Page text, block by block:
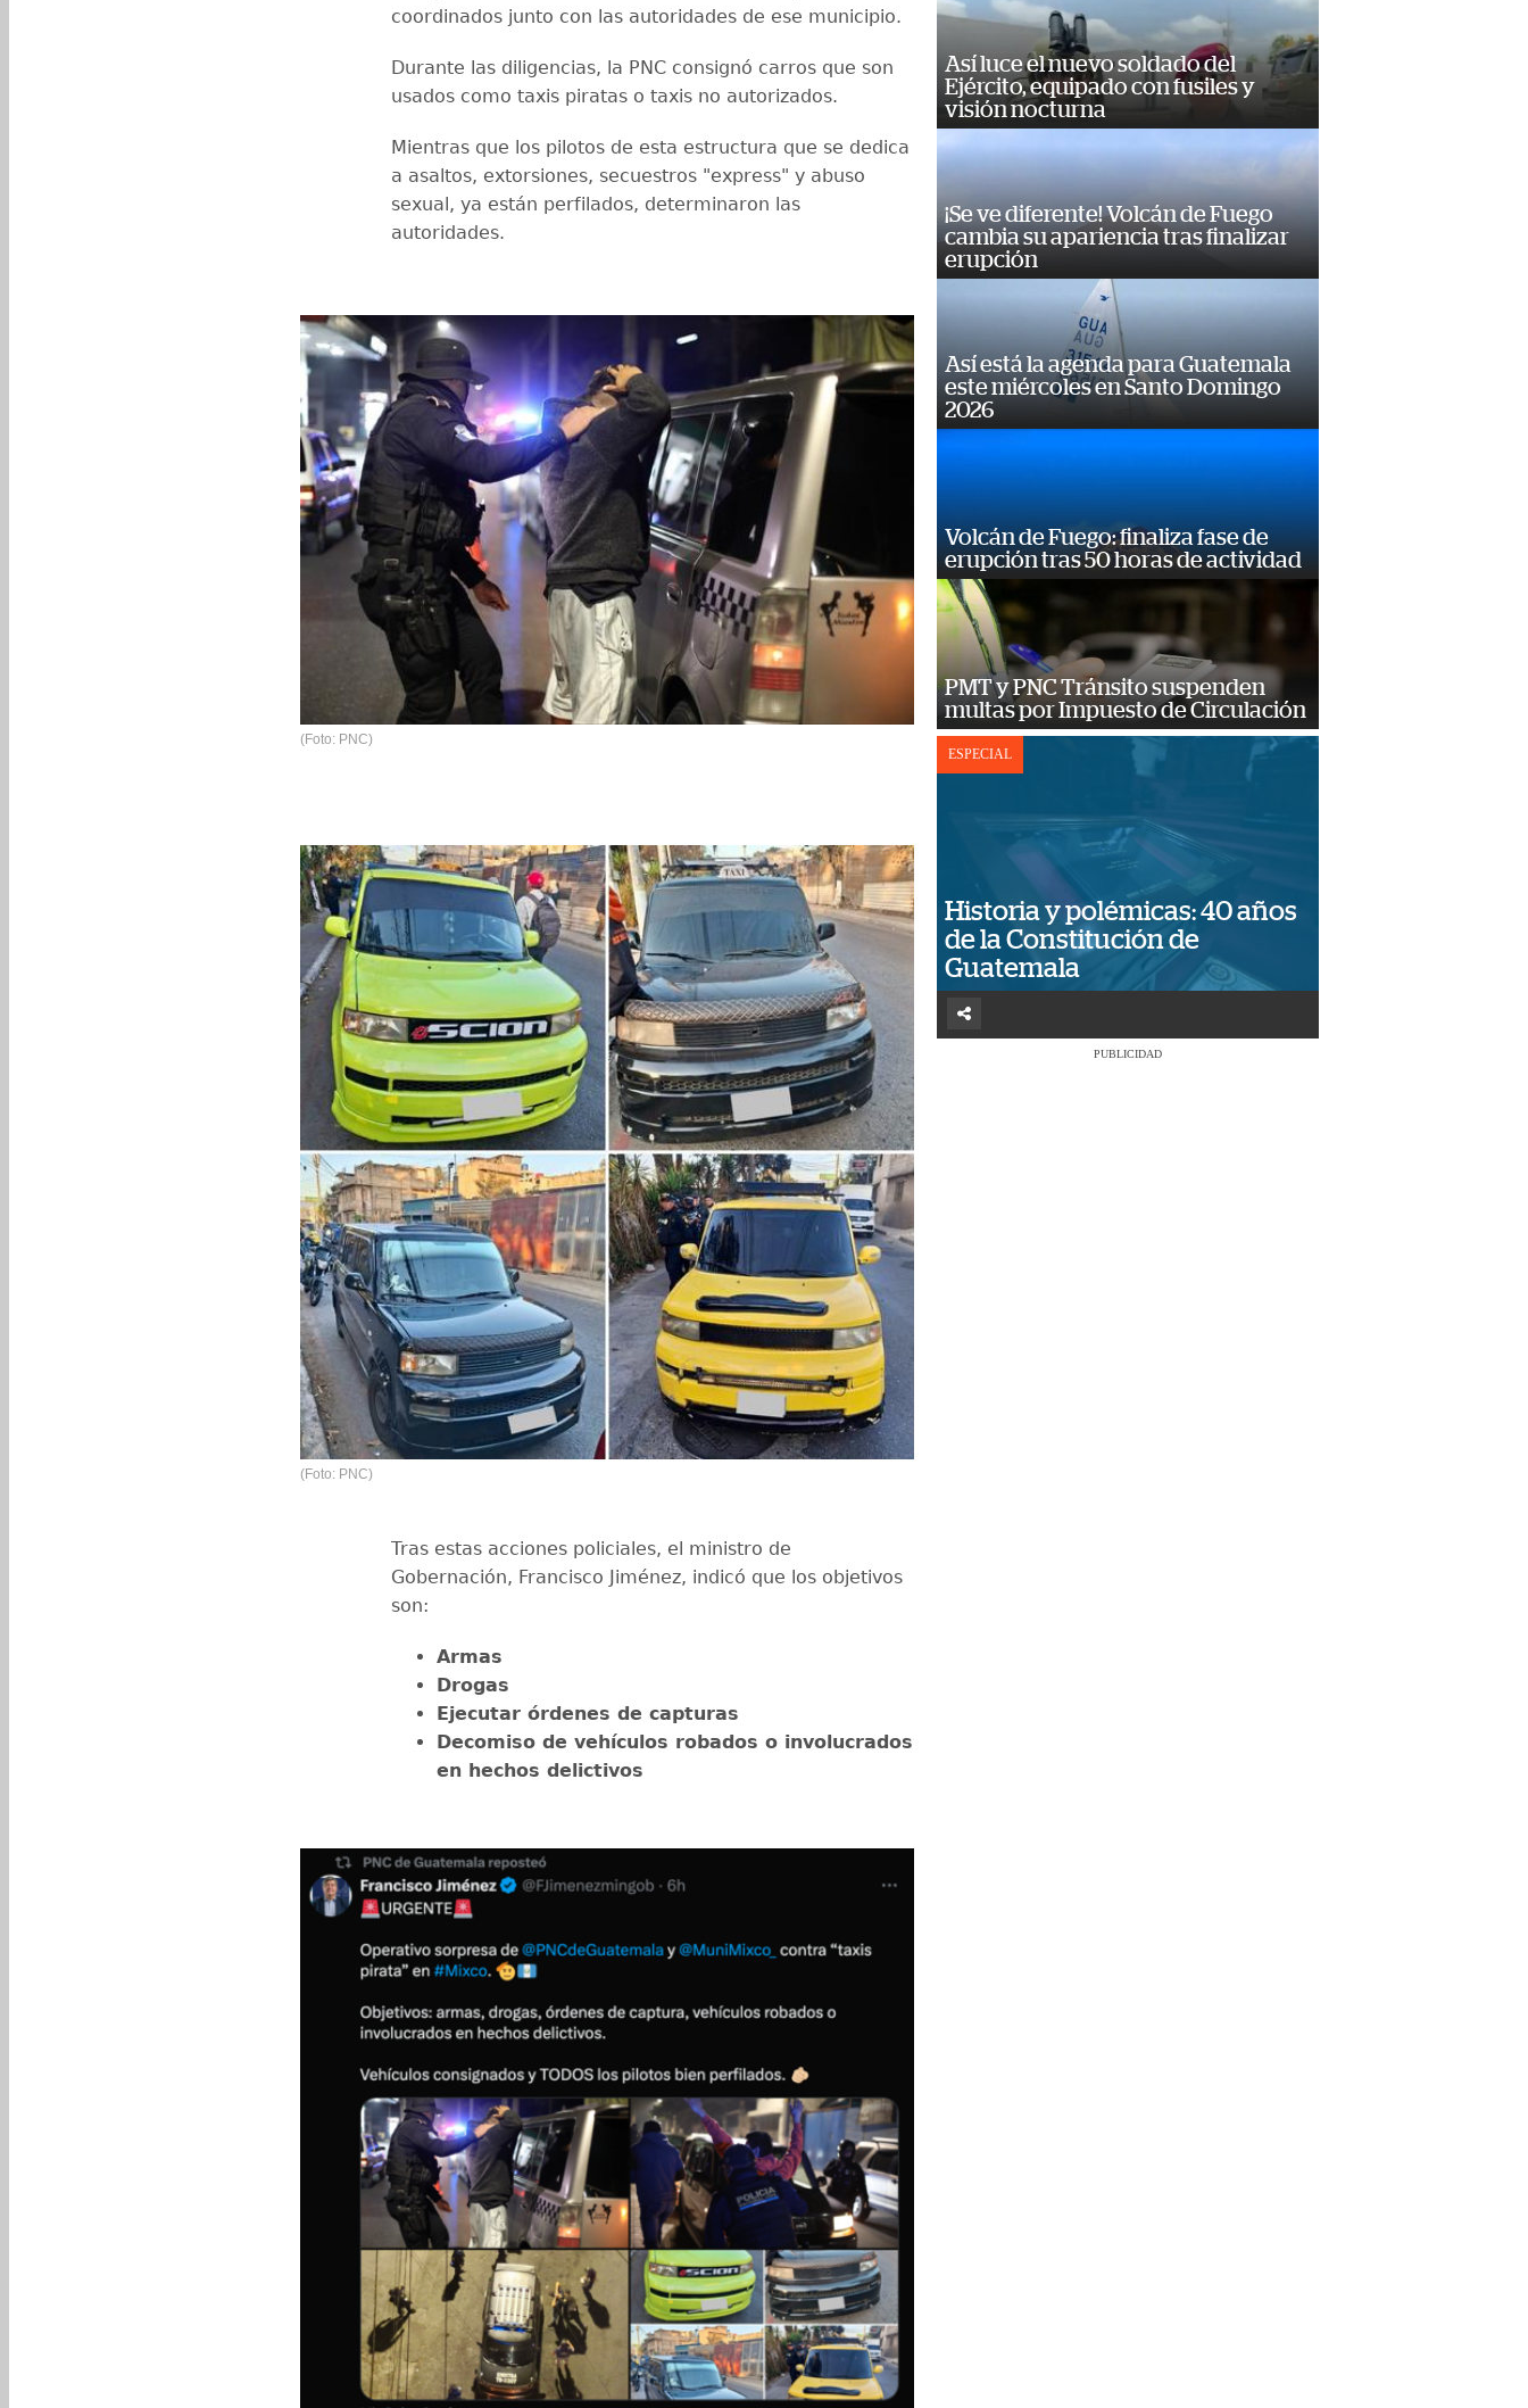
coordinados junto con las autoridades de ese municipio.
Durante las diligencias, la PNC consignó carros que son
usados como taxis piratas o taxis no autorizados.
Mientras que los pilotos de esta estructura que se dedica
a asaltos, extorsiones, secuestros "express" y abuso
sexual, ya están perfilados, determinaron las
autoridades.
(Foto: PNC)
(Foto: PNC)
Tras estas acciones policiales, el ministro de
Gobernación, Francisco Jiménez, indicó que los objetivos
son:
Armas
Drogas
Ejecutar órdenes de capturas
Decomiso de vehículos robados o involucrados
en hechos delictivos
Así luce el nuevo soldado del
Ejército, equipado con fusiles y
visión nocturna
¡Se ve diferente! Volcán de Fuego
cambia su apariencia tras finalizar
erupción
Así está la agenda para Guatemala
este miércoles en Santo Domingo
2026
Volcán de Fuego: finaliza fase de
erupción tras 50 horas de actividad
PMT y PNC Tránsito suspenden
multas por Impuesto de Circulación
ESPECIAL
Historia y polémicas: 40 años
de la Constitución de
Guatemala
PUBLICIDAD